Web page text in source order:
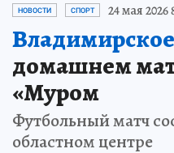
НОВОСТИ СПОРТ 24 мая 2026
домашнем
«Муром
Футбольный матч
областном центре